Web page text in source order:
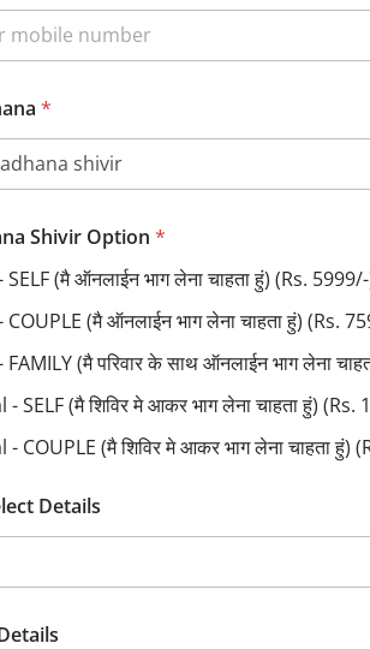
*
Shivir Option *
(मै ऑनलाईन भाग लेना चाहता हुं) (Rs.
(मै ऑनलाईन भाग लेना चाहता हुं) (Rs.
(मै परिवार के साथ ऑनलाईन भाग लेना
- SELF (मै शिविर मे आकर भाग लेना चाहता हुं)
- COUPLE (मै शिविर मे आकर भाग लेना
Details